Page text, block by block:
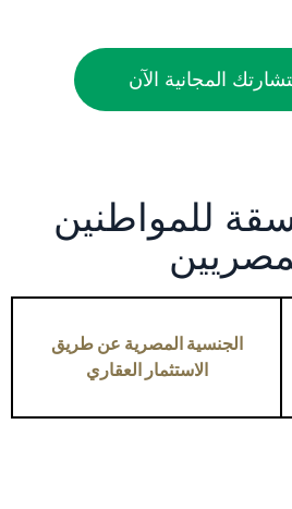
المجانية الآن
للمواطنين
الجنسية المصرية عن طريق
الاستثمار العقاري